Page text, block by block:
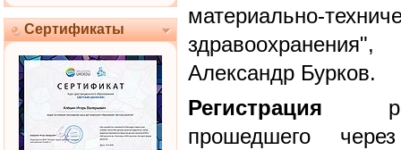
Сертификаты
материально-
Александр Бурков.
Регистрация
прошедшего